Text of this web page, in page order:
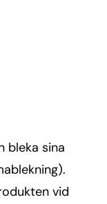
bleka sina
vid